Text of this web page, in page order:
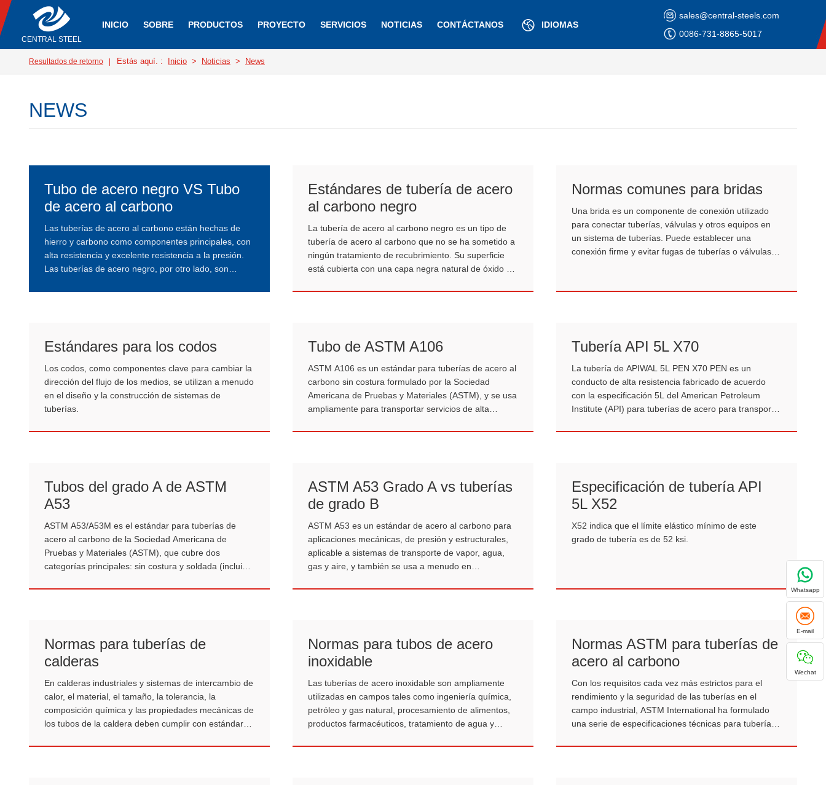
CENTRAL STEEL
INICIO SOBRE PRODUCTOS PROYECTO SERVICIOS NOTICIAS CONTÁCTANOS IDIOMAS
sales@central-steels.com
0086-731-8865-5017
Resultados de retorno Estás aquí. : Inicio > Noticias > News
NEWS
Tubo de acero negro VS Tubo
de acero al carbono
Las tuberías de acero al carbono están hechas de
hierro y carbono como componentes principales, con
alta resistencia y excelente resistencia a la presión.
Las tuberías de acero negro, por otro lado, son
Estándares de tubería de acero
al carbono negro
La tubería de acero al carbono negro es un tipo de
tubería de acero al carbono que no se ha sometido a
ningún tratamiento de recubrimiento. Su superficie
está cubierta con una capa negra natural de óxido de
Normas comunes para bridas
Una brida es un componente de conexión utilizado
para conectar tuberías, válvulas y otros equipos en
un sistema de tuberías. Puede establecer una
conexión firme y evitar fugas de tuberías o válvulas y
Estándares para los codos
Los codos, como componentes clave para cambiar la
dirección del flujo de los medios, se utilizan a menudo
en el diseño y la construcción de sistemas de
tuberías.
Tubo de ASTM A106
ASTM A106 es un estándar para tuberías de acero al
carbono sin costura formulado por la Sociedad
Americana de Pruebas y Materiales (ASTM), y se usa
ampliamente para transportar servicios de alta
Tubería API 5L X70
La tubería de APIWAL 5L PEN X70 PEN es un
conducto de alta resistencia fabricado de acuerdo
con la especificación 5L del American Petroleum
Institute (API) para tuberías de acero para transporte
Tubos del grado A de ASTM
A53
ASTM A53/A53M es el estándar para tuberías de
acero al carbono de la Sociedad Americana de
Pruebas y Materiales (ASTM), que cubre dos
categorías principales: sin costura y soldada (incluida
ASTM A53 Grado A vs tuberías
de grado B
ASTM A53 es un estándar de acero al carbono para
aplicaciones mecánicas, de presión y estructurales,
aplicable a sistemas de transporte de vapor, agua,
gas y aire, y también se usa a menudo en
Especificación de tubería API
5L X52
X52 indica que el límite elástico mínimo de este
grado de tubería es de 52 ksi.
Normas para tuberías de
calderas
En calderas industriales y sistemas de intercambio de
calor, el material, el tamaño, la tolerancia, la
composición química y las propiedades mecánicas de
los tubos de la caldera deben cumplir con estándares
Normas para tubos de acero
inoxidable
Las tuberías de acero inoxidable son ampliamente
utilizadas en campos tales como ingeniería química,
petróleo y gas natural, procesamiento de alimentos,
productos farmacéuticos, tratamiento de agua y
Normas ASTM para tuberías de
acero al carbono
Con los requisitos cada vez más estrictos para el
rendimiento y la seguridad de las tuberías en el
campo industrial, ASTM International ha formulado
una serie de especificaciones técnicas para tuberías
Whatsapp
E-mail
Wechat